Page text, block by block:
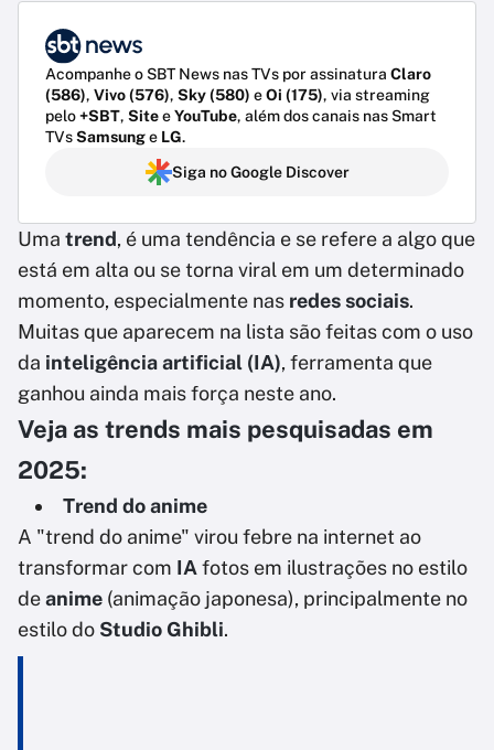
Acompanhe o SBT News nas TVs por assinatura Claro
(586), Vivo (576), Sky (580) eOi (175), via streaming
pelo+SBT, SiteeYouTube, além dos canais nas Smart
TVsSamsunge LG.
Siga no Google Discover
Uma trend, é uma tendência e se refere a algo que
está em alta ou se torna viral em um determinado
momento, especialmente nas redes sociais.
Muitas que aparecem na lista são feitas com o uso
da inteligência artificial (IA), ferramenta que
ganhou ainda mais força neste ano.
Veja as trends mais pesquisadas em
2025:
Trend do anime
A "trend do anime" virou febre na internet ao
transformar com IAfotos em ilustrações no estilo
deanime (animação japonesa), principalmente no
estilo do Studio Ghibli.